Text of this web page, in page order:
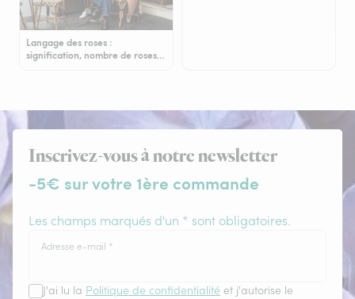
Langage des roses :
signification, nombre de roses…
Inscrivez-vous à notre newsletter
-5€ sur votre 1ère commande
Les champs marqués d'un * sont obligatoires.
Adresse e-mail *
J'ai lu la Politique de confidentialité et j'autorise le